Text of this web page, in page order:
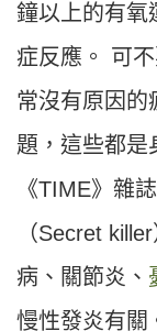
鐘以上的有氧
症反應。 可
常沒有原因的
題，這些都是
《TIME》雜
（Secret
病、關節炎、
慢性發炎有關